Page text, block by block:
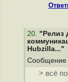
20. "Релиз
Hubzilla..."
Сообщение
> всё